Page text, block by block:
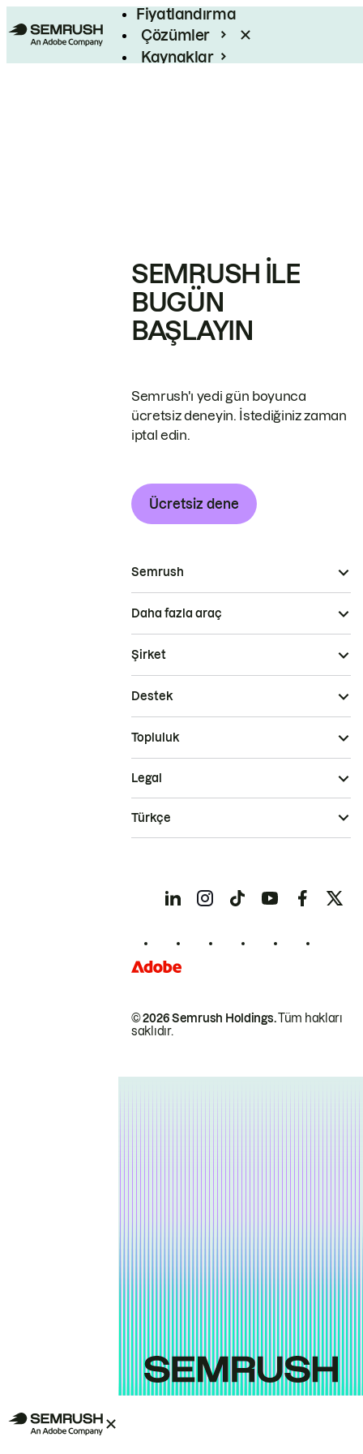
Fiyatlandırma
Çözümler
Kaynaklar
SEMRUSH ILE
BUGÜN
BAŞLAYIN
Semrush'ı yedi gün boyunca
ücretsiz deneyin. İstediğiniz zaman
iptal edin.
Ücretsiz dene
Semrush
Daha fazla araç
Şirket
Destek
Topluluk
© 2026 Semrush Holdings.Tüm hakları
saklıdır.
Legal
Türkçe